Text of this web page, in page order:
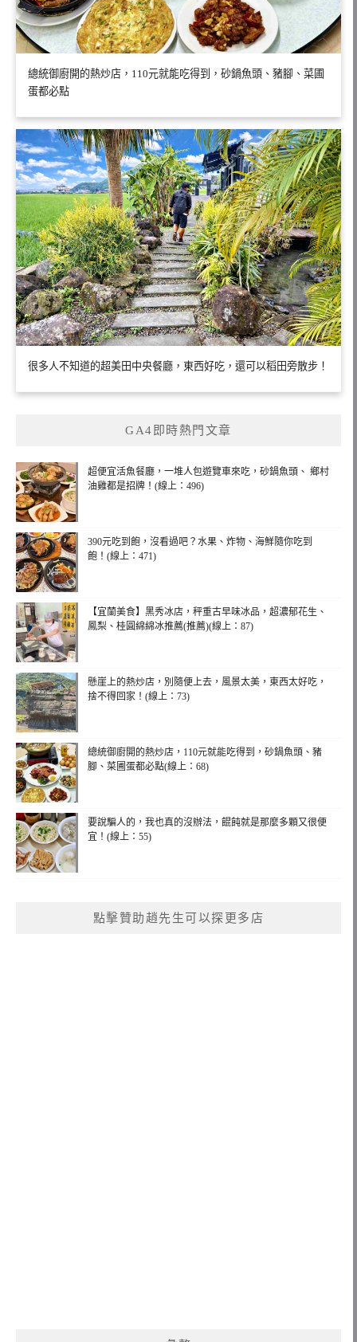
總統御廚開的熱炒店，110元就能吃得到，砂鍋魚頭、豬腳、菜圃
蛋都必點
很多人不知道的超美田中央餐廳，東西好吃，還可以稻田旁散步！
GA4即時熱門文章
超便宜活魚餐廳，一堆人包遊覽車來吃，砂鍋魚頭、 鄉村
油雞都是招牌！(線上：496)
390元吃到飽，沒看過吧？水果、炸物、海鮮隨你吃到
飽！(線上：471)
【宜蘭美食】黑秀冰店，秤重古早味冰品，超濃郁花生、
鳳梨、桂圓綿綿冰推薦(推薦)(線上：87)
懸崖上的熱炒店，別隨便上去，風景太美，東西太好吃，
捨不得回家！(線上：73)
總統御廚開的熱炒店，110元就能吃得到，砂鍋魚頭、豬
腳、菜圃蛋都必點(線上：68)
要說騙人的，我也真的沒辦法，餛飩就是那麼多顆又很便
宜！(線上：55)
點擊贊助趙先生可以探更多店